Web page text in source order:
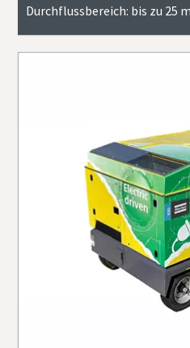
Durchflussbereich: bis zu 25